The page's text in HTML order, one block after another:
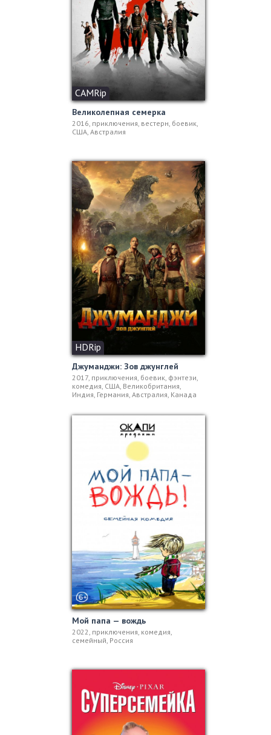
CAMRip
Великолепная семерка
2016, приключения, вестерн, боевик,
США, Австралия
HDRip
Джуманджи: Зов джунглей
2017, приключения, боевик, фэнтези,
комедия, США, Великобритания,
Индия, Германия, Австралия, Канада
Мой папа — вождь
2022, приключения, комедия,
семейный, Россия